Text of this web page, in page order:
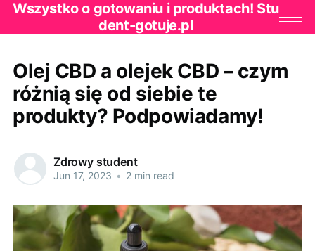
Wszystko o gotowaniu i produktach! Stu
dent-gotuje.pl
Olej CBD a olejek CBD – czym
różnią się od siebie te
produkty? Podpowiadamy!
Zdrowy student
Jun 17, 2023 • 2 min read